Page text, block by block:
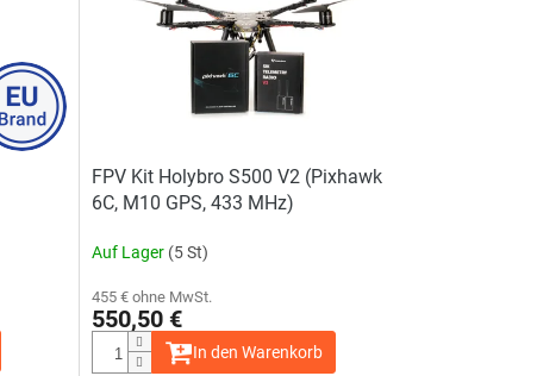
FPV Kit Holybro S500 V2 (Pixhawk
6C, M10 GPS, 433 MHz)
Auf Lager (5 St)
455 € ohne MwSt.
550,50 €
In den Warenkorb